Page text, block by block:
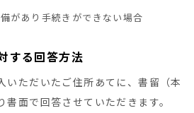
があり手続きができない場合
する回答方法
いただいたご住所あてに、書留（本
面で回答させていただきます。